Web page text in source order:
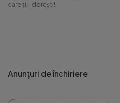
care ți-l dorești!
Anunțuri de închiriere